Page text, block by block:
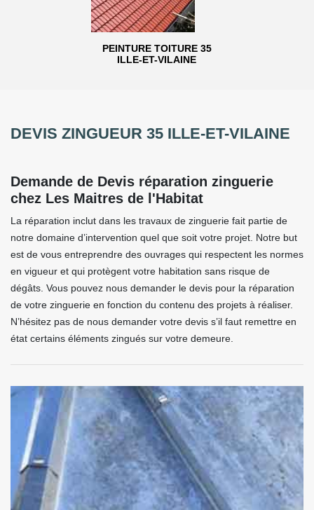
PEINTURE TOITURE 35
ILLE-ET-VILAINE
DEVIS ZINGUEUR 35 ILLE-ET-VILAINE
Demande de Devis réparation zinguerie
chez Les Maitres de l'Habitat
La réparation inclut dans les travaux de zinguerie fait partie de
notre domaine d’intervention quel que soit votre projet. Notre but
est de vous entreprendre des ouvrages qui respectent les normes
en vigueur et qui protègent votre habitation sans risque de
dégâts. Vous pouvez nous demander le devis pour la réparation
de votre zinguerie en fonction du contenu des projets à réaliser.
N’hésitez pas de nous demander votre devis s’il faut remettre en
état certains éléments zingués sur votre demeure.